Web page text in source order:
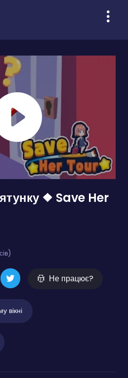
❖ Save Her
Не працює?
вікні